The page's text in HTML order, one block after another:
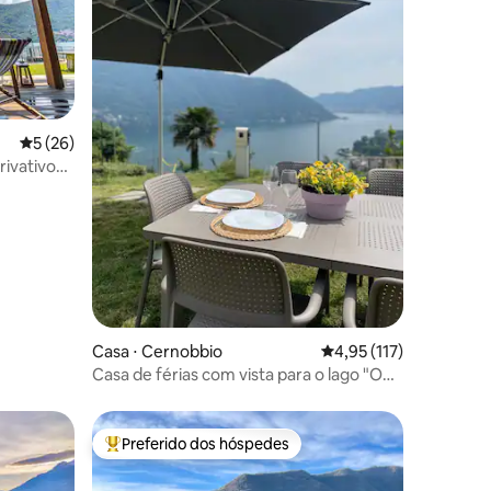
5 de uma avaliação média de 5, 26 avaliações
5 (26)
Casa ⋅ Cernobbio 4,95 de uma avaliação
4,95 (117)
Casa de férias com vista para o lago "O
Entre os melhores preferidos dos hóspedes
Preferido dos hóspedes